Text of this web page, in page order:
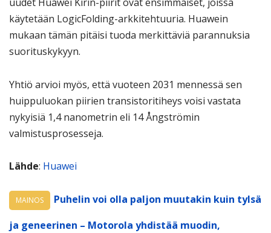
uudet Huawei Kirin-piirit ovat ensimmäiset, joissa
käytetään LogicFolding-arkkitehtuuria. Huawein
mukaan tämän pitäisi tuoda merkittäviä parannuksia
suorituskykyyn.
Yhtiö arvioi myös, että vuoteen 2031 mennessä sen
huippuluokan piirien transistoritiheys voisi vastata
nykyisiä 1,4 nanometrin eli 14 Ångströmin
valmistusprosesseja.
Lähde: Huawei
MAINOS
Puhelin voi olla paljon muutakin kuin tylsä
ja geneerinen – Motorola yhdistää muodin,